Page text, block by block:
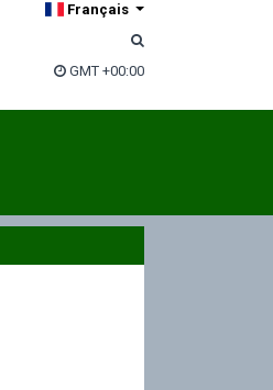
Français
GMT +00:00